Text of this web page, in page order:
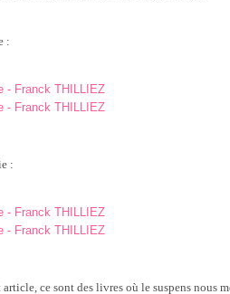
:
:
ce sont des livres où le suspens nous